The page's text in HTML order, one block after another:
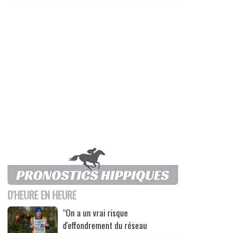
D'HEURE EN HEURE
“On a un vrai risque
d'effondrement du réseau